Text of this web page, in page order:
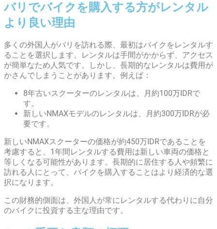
バリでバイクを購入する方がレンタル
より良い理由
多くの外国人がバリを訪れる際、最初はバイクをレンタルす
ることを選択します。レンタルは手間がかからず、アクセス
が簡単なため人気です。しかし、長期的なレンタルは費用が
かさんでしまうことがあります。例えば：
8年古いスクーターのレンタルは、月約100万IDRで
す。
新しいNMAXモデルのレンタルは、月約300万IDRが必
要です。
新しいNMAXスクーターの価格が約450万IDRであることを
考慮すると、1年間レンタルする費用は新しい車両の価格と
等しくなる可能性があります。長期的に居住する人や頻繁に
訪れる人にとって、バイクを購入することはより経済的な選
択になります。
この財務的側面は、外国人が常にレンタルする代わりに自分
のバイクに投資する主な理由です。